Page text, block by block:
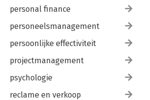
personal finance
personeelsmanagement
persoonlijke effectiviteit
projectmanagement
psychologie
reclame en verkoop